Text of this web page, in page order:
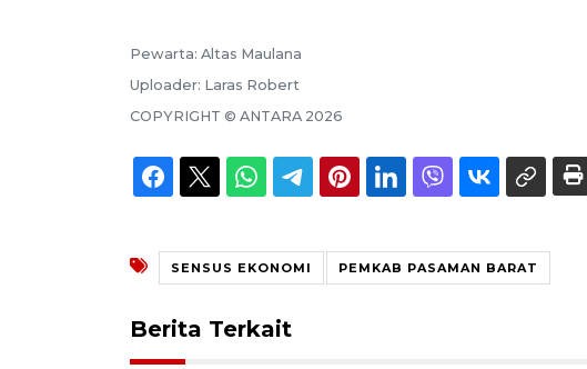
Pewarta: Altas Maulana
Uploader: Laras Robert
COPYRIGHT © ANTARA 2026
SENSUS EKONOMI PEMKAB PASAMAN BARAT
Berita Terkait